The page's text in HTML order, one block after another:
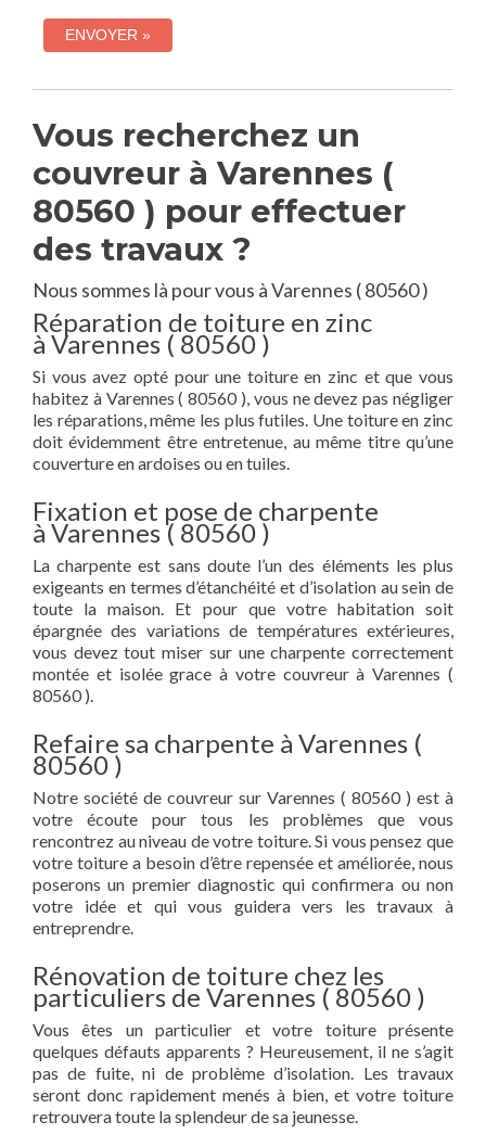
Vous recherchez un
couvreur à Varennes (
80560 ) pour effectuer
des travaux ?
Nous sommes là pour vous à Varennes ( 80560 )
Réparation de toiture en zinc
à Varennes ( 80560 )
Si vous avez opté pour une toiture en zinc et que vous
habitez à Varennes ( 80560 ), vous ne devez pas négliger
les réparations, même les plus futiles. Une toiture en zinc
doit évidemment être entretenue, au même titre qu’une
couverture en ardoises ou en tuiles.
Fixation et pose de charpente
à Varennes ( 80560 )
La charpente est sans doute l’un des éléments les plus
exigeants en termes d’étanchéité et d’isolation au sein de
toute la maison. Et pour que votre habitation soit
épargnée des variations de températures extérieures,
vous devez tout miser sur une charpente correctement
montée et isolée grace à votre couvreur à Varennes (
80560 ).
Refaire sa charpente à Varennes (
80560 )
Notre société de couvreur sur Varennes ( 80560 ) est à
votre écoute pour tous les problèmes que vous
rencontrez au niveau de votre toiture. Si vous pensez que
votre toiture a besoin d’être repensée et améliorée, nous
poserons un premier diagnostic qui confirmera ou non
votre idée et qui vous guidera vers les travaux à
entreprendre.
Rénovation de toiture chez les
particuliers de Varennes ( 80560 )
Vous êtes un particulier et votre toiture présente
quelques défauts apparents ? Heureusement, il ne s’agit
pas de fuite, ni de problème d’isolation. Les travaux
seront donc rapidement menés à bien, et votre toiture
retrouvera toute la splendeur de sa jeunesse.